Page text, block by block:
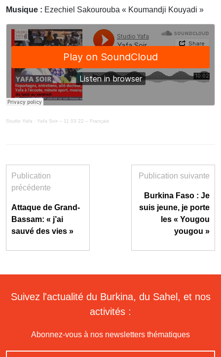
Musique : Ezechiel Sakourouba « Koumandji Kouyadi »
Studio Yafa · Yafa Soir – 11 03 22 – Français
Publication
précédente
Attaque de Grand-
Bassam: « j’ai
sauvé des vies »
Publication suivante
Burkina Faso : Je
suis jeune, je porte
les « Yougou
yougou »
Suivez l'actualité du Burkina, du Sahel, et nos
activités :
Abonnez-vous à nos newsletters thématiques